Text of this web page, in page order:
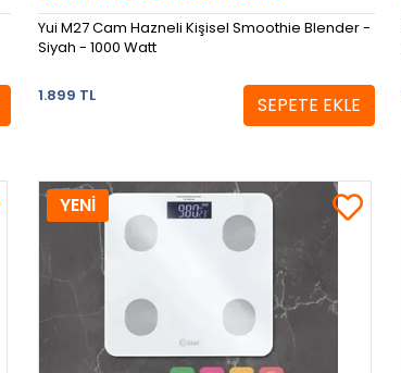
Yui M27 Cam Hazneli Kişisel Smoothie Blender -
Siyah - 1000 Watt
1.899 TL SEPETE EKLE
YENİ